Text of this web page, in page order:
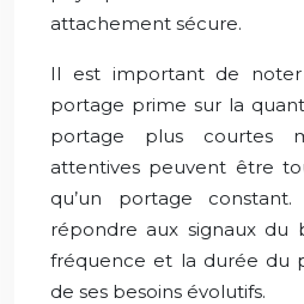
attachement sécure.
Il est important de
portage prime sur la
portage plus courtes
attentives peuvent être
qu’un portage constant.
répondre aux signaux du
fréquence et la durée du
de ses besoins évolutifs.